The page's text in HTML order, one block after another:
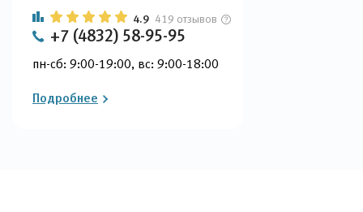
4.9 419 отзывов
+7 (4832) 58-95-95
пн-сб: 9:00-19:00, вс: 9:00-18:00
Подробнее